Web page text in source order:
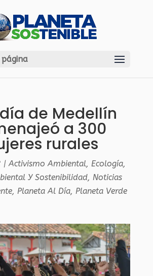
de Medellín
a 300
rurales
|Activismo Ambiental, Ecología,
Y Sostenibilidad,Noticias
,Planeta Al Día,Planeta Verde